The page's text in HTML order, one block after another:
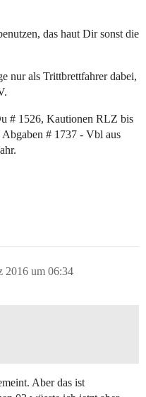
das haut Dir sonst die
nur als Trittbrettfahrer dabei,
# 1526, Kautionen RLZ bis
Abgaben # 1737 - Vbl aus
2016 um 06:34
Aber das ist